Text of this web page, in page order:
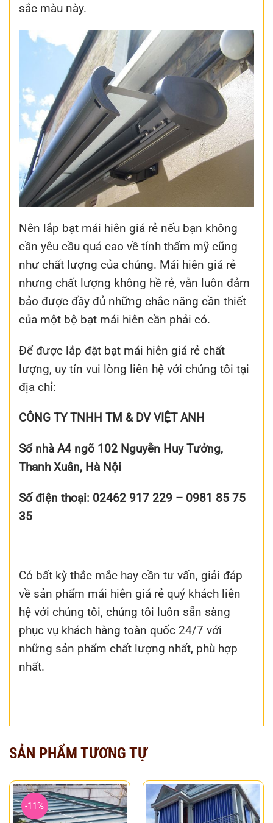
sắc màu này.
Nên lắp bạt mái hiên giá rẻ nếu bạn không
cần yêu cầu quá cao về tính thẩm mỹ cũng
như chất lượng của chúng. Mái hiên giá rẻ
nhưng chất lượng không hề rẻ, vẫn luôn đảm
bảo được đầy đủ những chắc năng cần thiết
của một bộ bạt mái hiên cần phải có.
Để được lắp đặt bạt mái hiên giá rẻ chất
lượng, uy tín vui lòng liên hệ với chúng tôi tại
địa chỉ:
CÔNG TY TNHH TM & DV VIỆT ANH
Số nhà A4 ngõ 102 Nguyễn Huy Tưởng,
Thanh Xuân, Hà Nội
Số điện thoại: 02462 917 229 – 0981 85 75
35
Có bất kỳ thắc mắc hay cần tư vấn, giải đáp
về sản phẩm mái hiên giá rẻ quý khách liên
hệ với chúng tôi, chúng tôi luôn sẵn sàng
phục vụ khách hàng toàn quốc 24/7 với
những sản phẩm chất lượng nhất, phù hợp
nhất.
SẢN PHẨM TƯƠNG TỰ
-11%